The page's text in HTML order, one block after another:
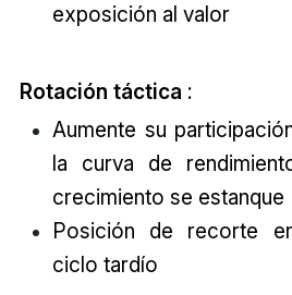
exposición al valor
Rotación táctica :
Aumente su
la curva de
crecimiento se estanque
Posición de recorte
ciclo tardío